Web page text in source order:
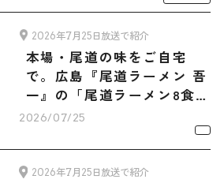
2026年7月25日放送で紹介
本場・尾道の味をご自宅
で。広島『尾道ラーメン 吾
一』の「尾道ラーメン8食セ
ット」
2026/07/25
2026年7月25日放送で紹介